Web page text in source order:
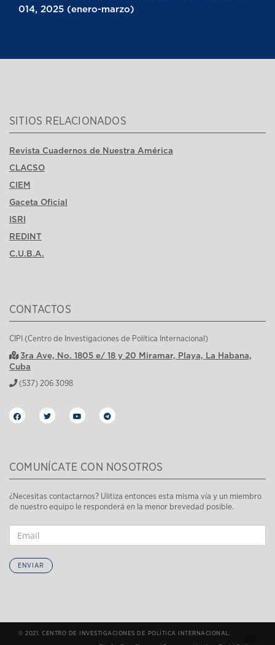
014, 2025 (enero-marzo)
SITIOS RELACIONADOS
Revista Cuadernos de Nuestra América
CLACSO
CIEM
Gaceta Oficial
ISRI
REDINT
C.U.B.A.
CONTACTOS
CIPI (Centro de Investigaciones de Política Internacional)
3ra Ave, No. 1805 e/ 18 y 20 Miramar, Playa, La Habana,
Cuba
(537) 206 3098
COMUNÍCATE CON NOSOTROS
¿Necesitas contactarnos? Ulitiza entonces esta misma vía y un miembro
de nuestro equipo le responderá en la menor brevedad posible.
ENVIAR
© 2021. CENTRO DE INVESTIGACIONES DE POLÍTICA INTERNACIONAL.